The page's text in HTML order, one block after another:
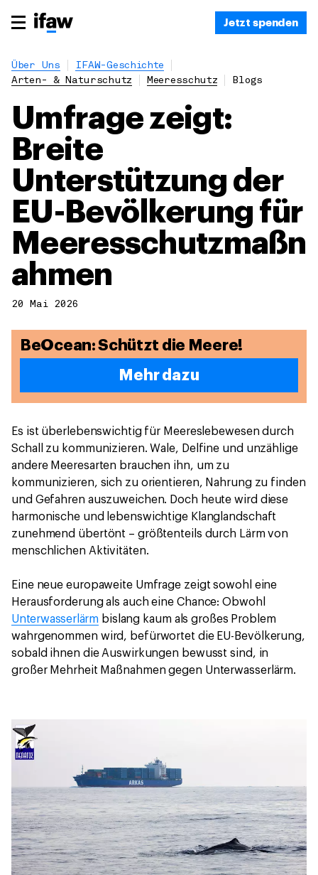
Jetzt spenden
Über Uns
IFAW-Geschichte
Arten- & Naturschutz
Meeresschutz Blogs
Umfrage zeigt:
Breite
Unterstützung der
EU-Bevölkerung für
Meeresschutzmaßn
ahmen
20 Mai 2026
BeOcean: Schützt die Meere!
Mehr dazu
Es ist überlebenswichtig für Meereslebewesen durch
Schall zu kommunizieren. Wale, Delfine und unzählige
andere Meeresarten brauchen ihn, um zu
kommunizieren, sich zu orientieren, Nahrung zu finden
und Gefahren auszuweichen. Doch heute wird diese
harmonische und lebenswichtige Klanglandschaft
zunehmend übertönt – größtenteils durch Lärm von
menschlichen Aktivitäten.
Eine neue europaweite Umfrage zeigt sowohl eine
Herausforderung als auch eine Chance: Obwohl
Unterwasserlärm bislang kaum als großes Problem
wahrgenommen wird, befürwortet die EU-Bevölkerung,
sobald ihnen die Auswirkungen bewusst sind, in
großer Mehrheit Maßnahmen gegen Unterwasserlärm.